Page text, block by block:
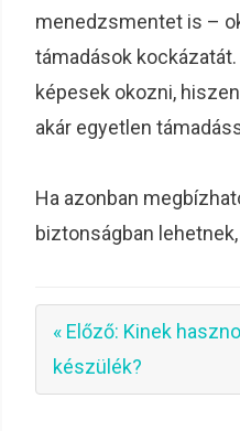
menedzsmentet is –
támadások
képesek okozni,
akár egyetlen
Ha azonban
biztonságban
« Előző: Kinek
készülék?